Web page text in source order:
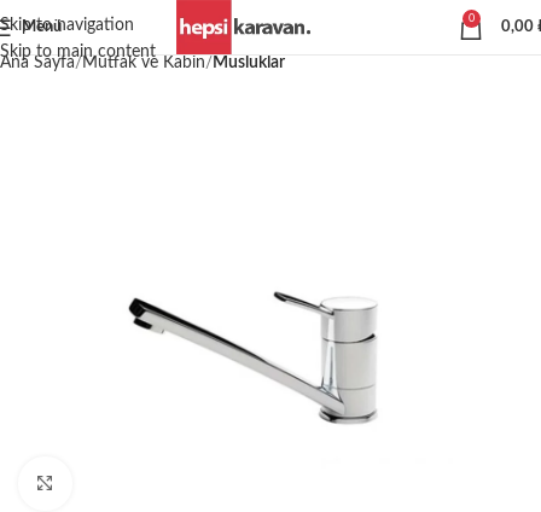
Skip to navigation
Skip to main content
Menü
0
0,00
Ana Sayfa Mutfak ve Kabin Musluklar